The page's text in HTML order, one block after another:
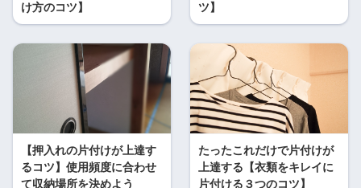
け方のコツ】
ツ】
【押入れの片付けが上達す
るコツ】使用頻度に合わせ
て収納場所を決めよう
たったこれだけで片付けが
上達する【衣類をキレイに
片付ける３つのコツ】